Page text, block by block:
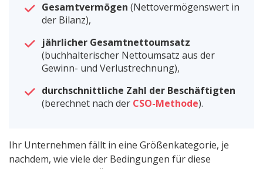
Gesamtvermögen (Nettovermögenswert in
der Bilanz),
jährlicher Gesamtnettoumsatz
(buchhalterischer Nettoumsatz aus der
Gewinn- und Verlustrechnung),
durchschnittliche Zahl der Beschäftigten
(berechnet nach der CSO-Methode).
Ihr Unternehmen fällt in eine Größenkategorie, je
nachdem, wie viele der Bedingungen für diese